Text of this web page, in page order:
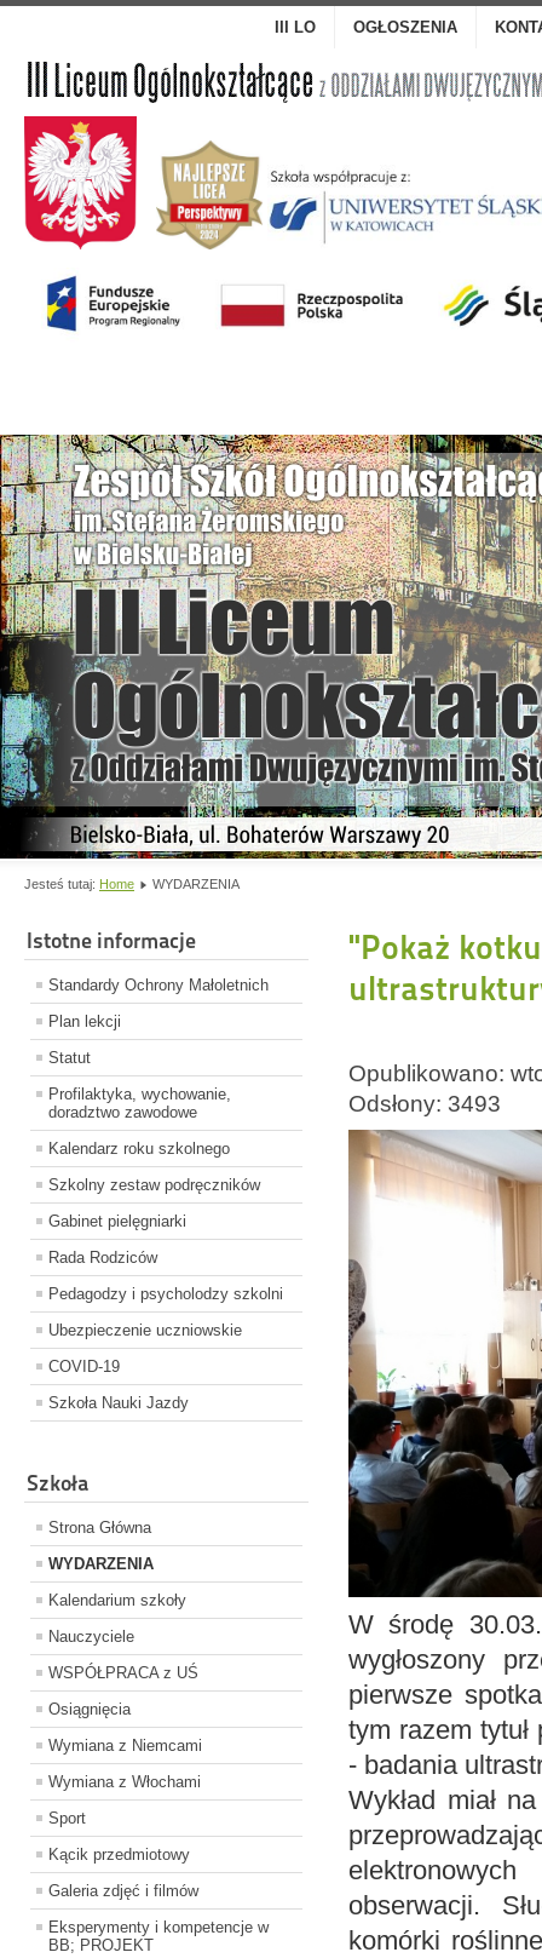
III LO OGŁOSZENIA
Jesteś tutaj: Home WYDARZENIA
Istotne informacje
Standardy Ochrony Małoletnich
Plan lekcji
Statut
Profilaktyka, wychowanie,
doradztwo zawodowe
Kalendarz roku szkolnego
Szkolny zestaw podręczników
Gabinet pielęgniarki
Rada Rodziców
Pedagodzy i psycholodzy szkolni
Ubezpieczenie uczniowskie
COVID-19
Szkoła Nauki Jazdy
Szkoła
Strona Główna
WYDARZENIA
Kalendarium szkoły
Nauczyciele
WSPÓŁPRACA z UŚ
Osiągnięcia
Wymiana z Niemcami
Wymiana z Włochami
Sport
Kącik przedmiotowy
Galeria zdjęć i filmów
Eksperymenty i kompetencje w
BB; PROJEKT
"Pokaż
Opublikowano:
Odsłony: 3493
W środę
wygłoszony
pierwsze
tym razem
- badania
Wykład miał
obserwacji.
komórki